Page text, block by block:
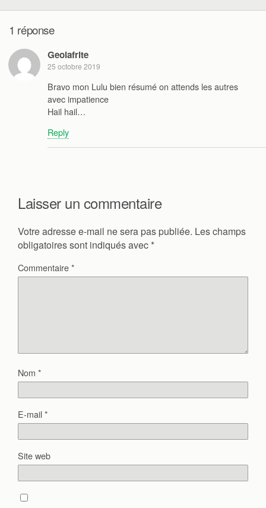
1 réponse
Geolafrite
25 octobre 2019
Bravo mon Lulu bien résumé on attends les autres
avec impatience
Hail hail…
Reply
Laisser un commentaire
Votre adresse e-mail ne sera pas publiée. Les champs
obligatoires sont indiqués avec *
Commentaire*
Nom *
E-mail*
Site web